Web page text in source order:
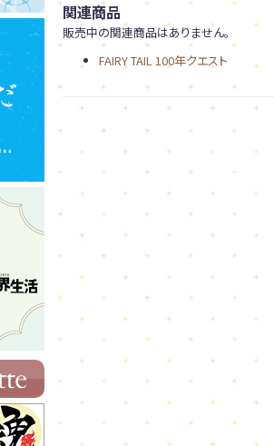
関連商品
販売中の関連商品はありません。
FAIRY TAIL 100年クエスト